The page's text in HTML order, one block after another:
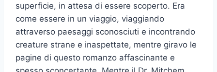
superficie, in attesa di essere scoperto. Era
come essere in un viaggio, viaggiando
attraverso paesaggi sconosciuti e incontrando
creature strane e inaspettate, mentre giravo le
pagine di questo romanzo affascinante e